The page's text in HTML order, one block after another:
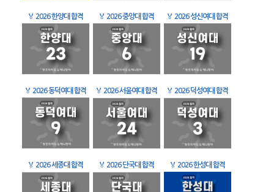
🏅 2026 한양대 합격 🏅 2026 중앙대 합격 🏅 2026 성신여대 합격
🏅 2026 동덕여대 합격 🏅 2026 서울여대 합격 🏅 2026 덕성여대 합격
🏅 2026 세종대 합격 🏅 2026 단국대 합격 🏅 2026 한성대 합격